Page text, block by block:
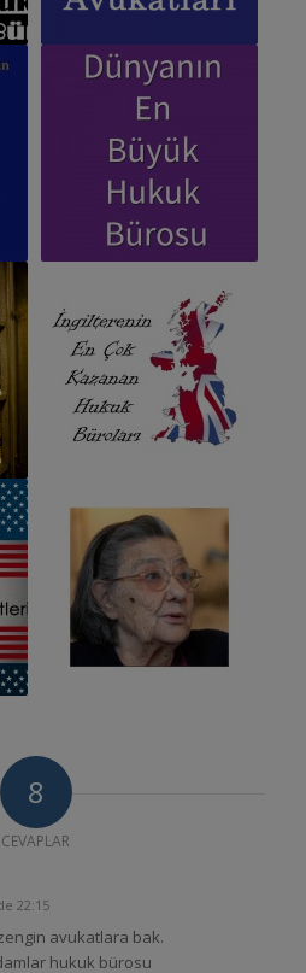
8
CEVAPLAR
22:15
avukatlara bak.
hukuk bürosu